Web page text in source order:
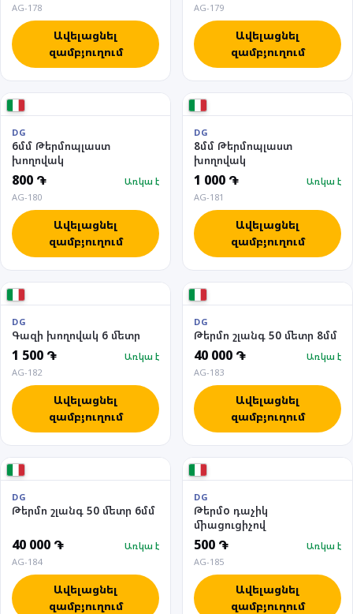
AG-178
Ավելացնել
զամբյուղում
AG-179
Ավելացնել
զամբյուղում
DG
6մմ Թերմոպլաստ
խողովակ
800 ֏
Առկա է
AG-180
Ավելացնել
զամբյուղում
DG
8մմ Թերմոպլաստ
խողովակ
1 000 ֏
Առկա է
AG-181
Ավելացնել
զամբյուղում
DG
Գազի խողովակ 6 մետր
1 500 ֏
Առկա է
AG-182
Ավելացնել
զամբյուղում
DG
Թերմո շլանգ 50 մետր 8մմ
40 000 ֏
Առկա է
AG-183
Ավելացնել
զամբյուղում
DG
Թերմո շլանգ 50 մետր 6մմ
40 000 ֏
Առկա է
AG-184
Ավելացնել
զամբյուղում
DG
Թերմo դաչիկ
միացուցիչով
500 ֏
Առկա է
AG-185
Ավելացնել
զամբյուղում